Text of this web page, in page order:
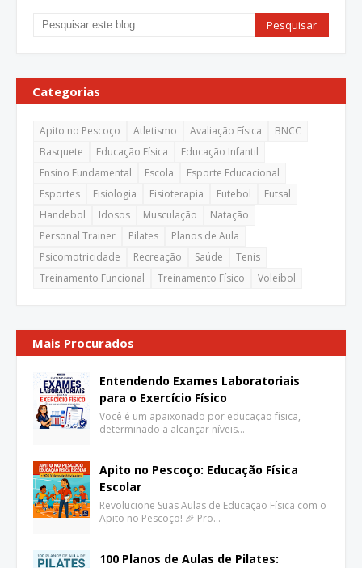
Categorias
Apito no Pescoço Atletismo Avaliação Física
BNCC
Basquete
Educação Física
Educação Infantil
Ensino Fundamental
Escola
Esporte Educacional
Esportes
Fisiologia Fisioterapia Futebol
Futsal
Handebol
Idosos Musculação
Natação
Personal Trainer
Pilates
Planos de Aula
Psicomotricidade
Recreação Saúde
Tenis
Treinamento Funcional
Treinamento Físico Voleibol
Mais Procurados
Entendendo Exames Laboratoriais
para o Exercício Físico
Você é um apaixonado por educação física,
determinado a alcançar níveis…
Apito no Pescoço: Educação Física
Escolar
Revolucione Suas Aulas de Educação Física com o
Apito no Pescoço! 🎉 Pro…
100 Planos de Aulas de Pilates: